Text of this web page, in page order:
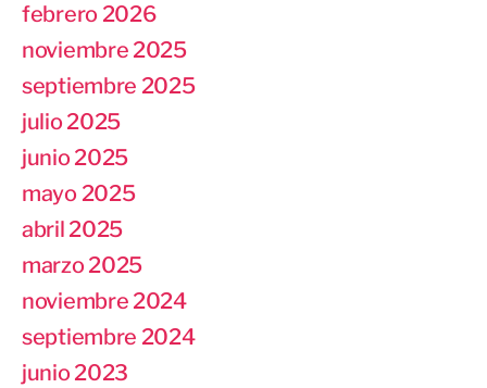
febrero 2026
noviembre 2025
septiembre 2025
julio 2025
junio 2025
mayo 2025
abril 2025
marzo 2025
noviembre 2024
septiembre 2024
junio 2023